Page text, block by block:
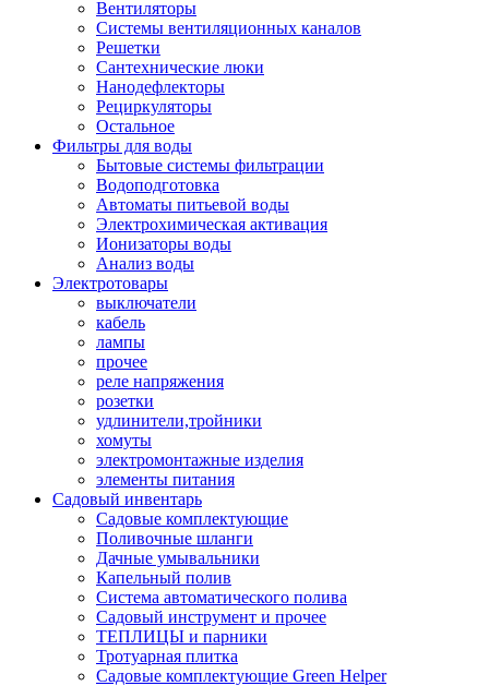
Вентиляторы
Системы вентиляционных каналов
Решетки
Сантехнические люки
Нанодефлекторы
Рециркуляторы
Остальное
Фильтры для воды
Бытовые системы фильтрации
Водоподготовка
Автоматы питьевой воды
Электрохимическая активация
Ионизаторы воды
Анализ воды
Электротовары
выключатели
кабель
лампы
прочее
реле напряжения
розетки
удлинители,тройники
хомуты
электромонтажные изделия
элементы питания
Садовый инвентарь
Садовые комплектующие
Поливочные шланги
Дачные умывальники
Капельный полив
Система автоматического полива
Садовый инструмент и прочее
ТЕПЛИЦЫ и парники
Тротуарная плитка
Садовые комплектующие Green Helper